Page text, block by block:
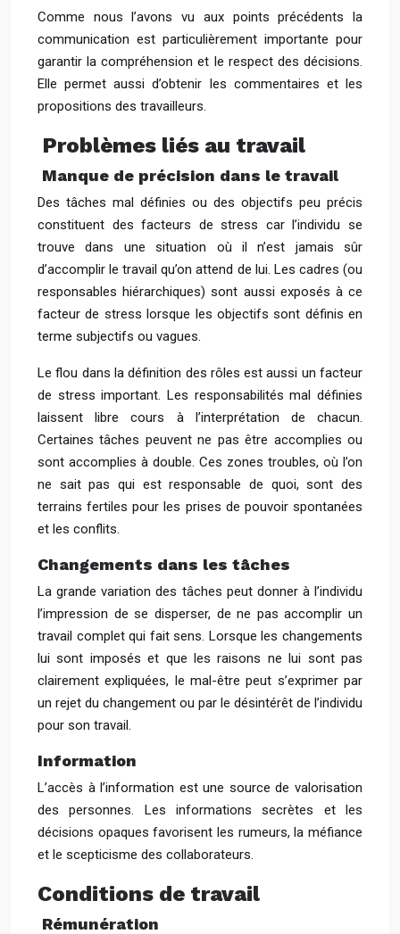
Comme nous l’avons vu aux points précédents la
communication est particulièrement importante pour
garantir la compréhension et le respect des décisions.
Elle permet aussi d’obtenir les commentaires et les
propositions des travailleurs.
Problèmes liés au travail
Manque de précision dans le travail
Des tâches mal définies ou des objectifs peu précis
constituent des facteurs de stress car l’individu se
trouve dans une situation où il n’est jamais sûr
d’accomplir le travail qu’on attend de lui. Les cadres (ou
responsables hiérarchiques) sont aussi exposés à ce
facteur de stress lorsque les objectifs sont définis en
terme subjectifs ou vagues.
Le flou dans la définition des rôles est aussi un facteur
de stress important. Les responsabilités mal définies
laissent libre cours à l’interprétation de chacun.
Certaines tâches peuvent ne pas être accomplies ou
sont accomplies à double. Ces zones troubles, où l’on
ne sait pas qui est responsable de quoi, sont des
terrains fertiles pour les prises de pouvoir spontanées
et les conflits.
Changements dans les tâches
La grande variation des tâches peut donner à l’individu
l’impression de se disperser, de ne pas accomplir un
travail complet qui fait sens. Lorsque les changements
lui sont imposés et que les raisons ne lui sont pas
clairement expliquées, le mal-être peut s’exprimer par
un rejet du changement ou par le désintérêt de l’individu
pour son travail.
Information
L’accès à l’information est une source de valorisation
des personnes. Les informations secrètes et les
décisions opaques favorisent les rumeurs, la méfiance
et le scepticisme des collaborateurs.
Conditions de travail
Rémunération